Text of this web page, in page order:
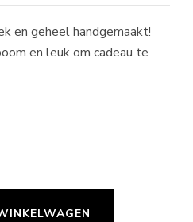
en geheel handgemaakt!
en leuk om cadeau te